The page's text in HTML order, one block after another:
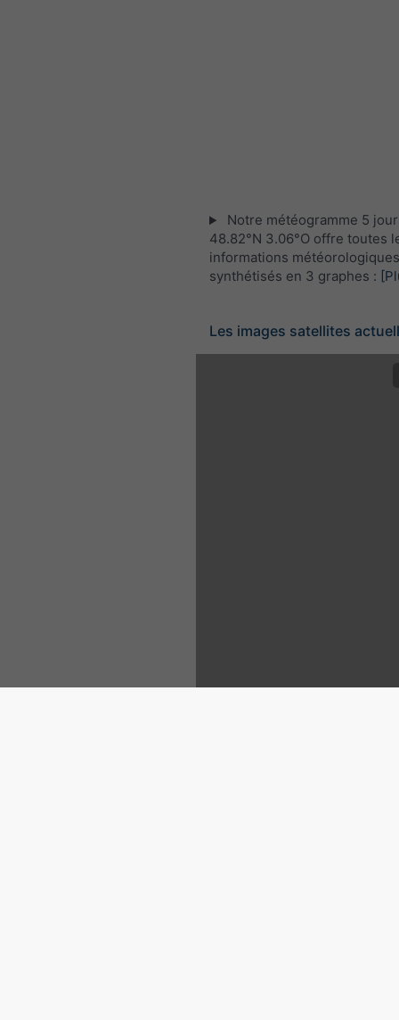
Notre météogramme 5
48.82°N 3.06°O offre toutes
informations météorologiques
synthétisés en 3 graphes :
Les images satellites